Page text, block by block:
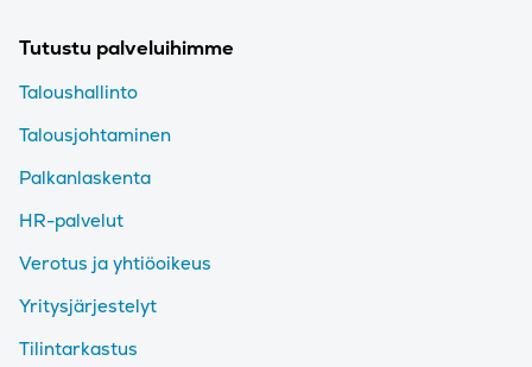
Tutustu palveluihimme
Taloushallinto
Talousjohtaminen
Palkanlaskenta
HR-palvelut
Verotus ja yhtiöoikeus
Yritysjärjestelyt
Tilintarkastus